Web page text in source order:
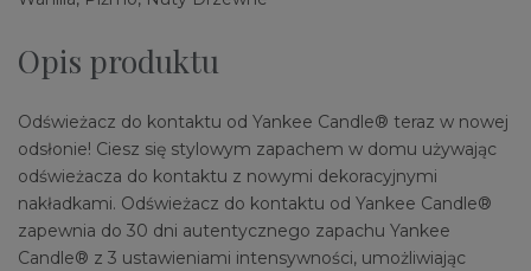
Opis produktu
Odświeżacz do kontaktu od Yankee Candle® teraz w nowej
odsłonie! Ciesz się stylowym zapachem w domu używając
odświeżacza do kontaktu z nowymi dekoracyjnymi
nakładkami. Odświeżacz do kontaktu od Yankee Candle®
zapewnia do 30 dni autentycznego zapachu Yankee
Candle® z 3 ustawieniami intensywności, umożliwiając